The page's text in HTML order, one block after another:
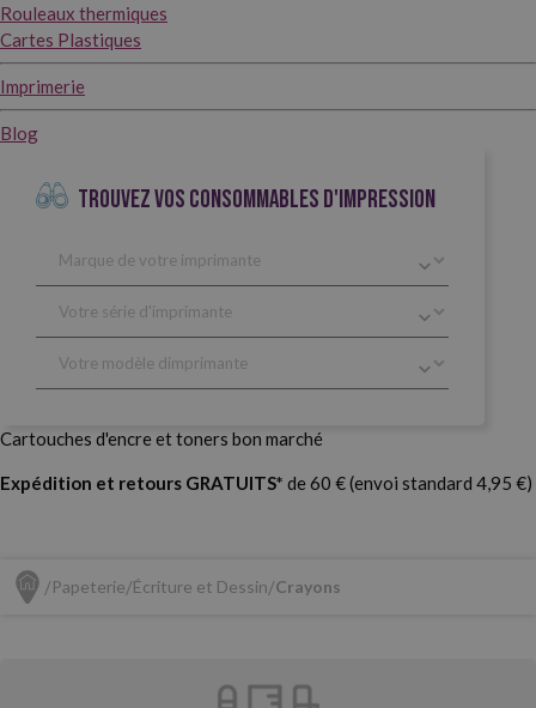
Rouleaux thermiques
Cartes Plastiques
Imprimerie
Blog
TROUVEZ VOS CONSOMMABLES D'IMPRESSION
Cartouches d'encre et toners bon marché
Expédition et retours GRATUITS* de 60 € (envoi standard 4,95 €)
Papeterie Écriture et Dessin Crayons